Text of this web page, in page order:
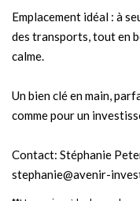
Emplacement idéal : à
des transports, tout en
calme.
Un bien clé en main,
comme pour un
Contact: Stéphanie
stephanie@avenir-